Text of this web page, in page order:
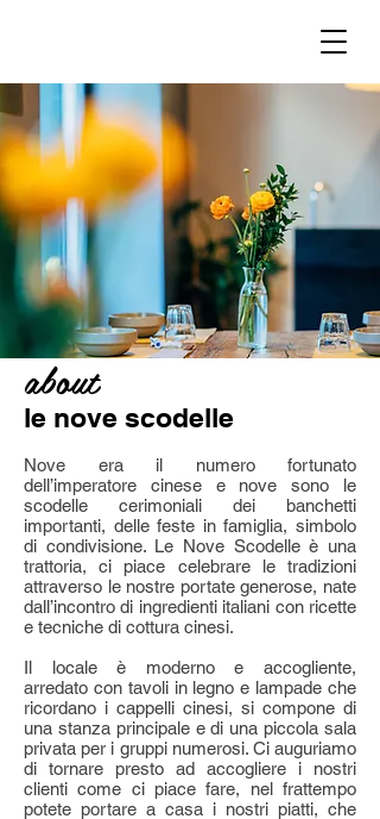
about
le nove scodelle
Nove era il numero fortunato
dell’imperatore cinese e nove sono le
scodelle cerimoniali dei banchetti
importanti, delle feste in famiglia, simbolo
di condivisione. Le Nove Scodelle è una
trattoria, ci piace celebrare le tradizioni
attraverso le nostre portate generose, nate
dall’incontro di ingredienti italiani con ricette
e tecniche di cottura cinesi.
Il locale è moderno e accogliente,
arredato con tavoli in legno e lampade che
ricordano i cappelli cinesi, si compone di
una stanza principale e di una piccola sala
privata per i gruppi numerosi. Ci auguriamo
di tornare presto ad accogliere i nostri
clienti come ci piace fare, nel frattempo
potete portare a casa i nostri piatti, che